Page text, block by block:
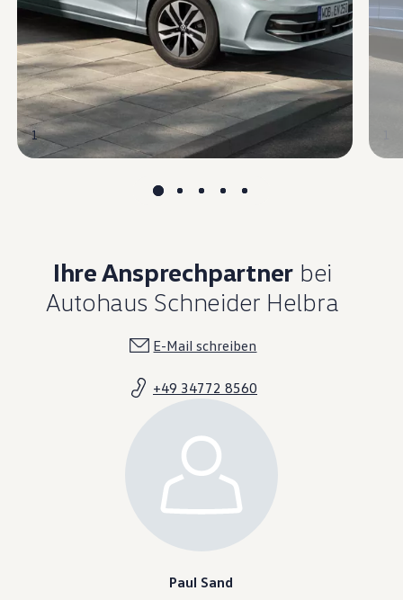
1
Ihre Ansprechpartner bei
Autohaus Schneider Helbra
E-Mail schreiben
+49 34772 8560
Paul Sand